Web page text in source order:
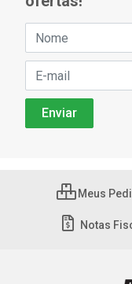
Meus
Notas